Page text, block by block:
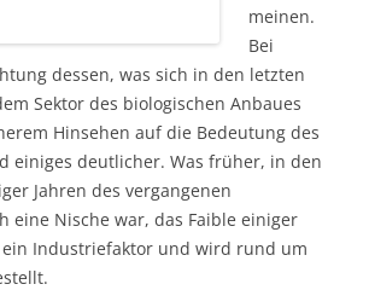
meinen.
Bei
dessen, was sich in den letzten
Sektor des biologischen Anbaues
Hinsehen auf die Bedeutung des
einiges deutlicher. Was früher, in den
Jahren des vergangenen
eine Nische war, das Faible einiger
Industriefaktor und wird rund um